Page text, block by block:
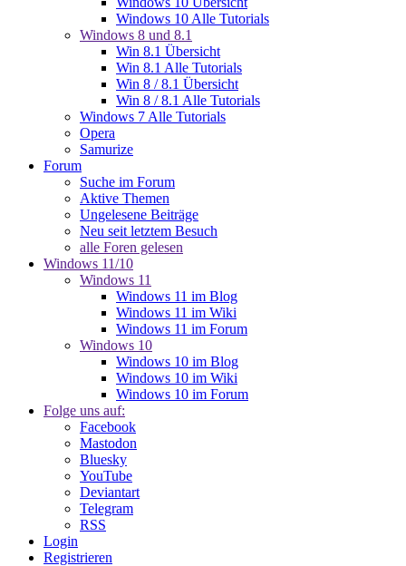
Windows 10 Alle Tutorials
Windows 8 und 8.1
Win 8.1 Übersicht
Win 8.1 Alle Tutorials
Win 8 / 8.1 Übersicht
Win 8 / 8.1 Alle Tutorials
Windows 7 Alle Tutorials
Opera
Samurize
Forum
Suche im Forum
Aktive Themen
Ungelesene Beiträge
Neu seit letztem Besuch
alle Foren gelesen
Windows 11/10
Windows 11
Windows 11 im Blog
Windows 11 im Wiki
Windows 11 im Forum
Windows 10
Windows 10 im Blog
Windows 10 im Wiki
Windows 10 im Forum
Folge uns auf:
Facebook
Mastodon
Bluesky
YouTube
Deviantart
Telegram
RSS
Login
Registrieren